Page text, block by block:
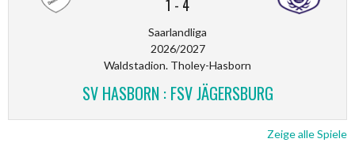
1 - 4
Saarlandliga
2026/2027
Waldstadion. Tholey-Hasborn
SV HASBORN : FSV JÄGERSBURG
Zeige alle Spiele